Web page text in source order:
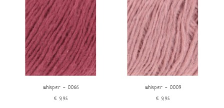
whisper - 0066
€9,95
whisper - 0009
€9,95